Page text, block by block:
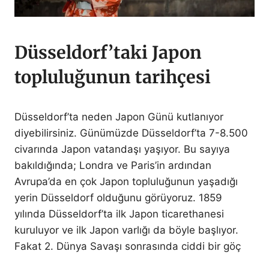
Düsseldorf’taki Japon
topluluğunun tarihçesi
Düsseldorf’ta neden Japon Günü kutlanıyor
diyebilirsiniz. Günümüzde Düsseldorf’ta 7-8.500
civarında Japon vatandaşı yaşıyor. Bu sayıya
bakıldığında; Londra ve Paris’in ardından
Avrupa’da en çok Japon topluluğunun yaşadığı
yerin Düsseldorf olduğunu görüyoruz. 1859
yılında Düsseldorf’ta ilk Japon ticarethanesi
kuruluyor ve ilk Japon varlığı da böyle başlıyor.
Fakat 2. Dünya Savaşı sonrasında ciddi bir göç